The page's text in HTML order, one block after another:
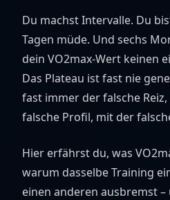
Du machst Intervalle. Du
Tagen müde. Und sechs
dein VO2max-Wert keinen
Das Plateau ist fast nie
fast immer der falsche
falsche Profil, mit der
Hier erfährst du, was
warum dasselbe Training
einen anderen ausbremst –